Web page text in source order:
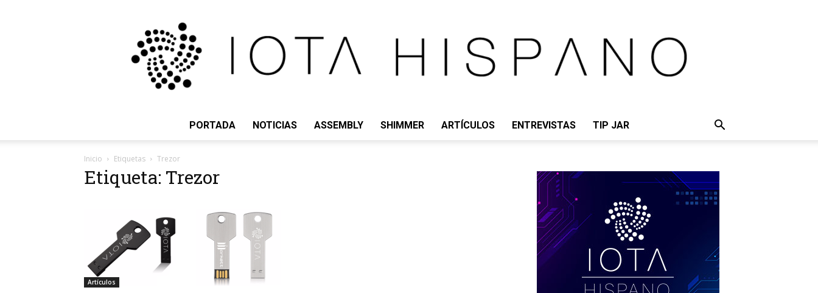
PORTADA NOTICIAS ASSEMBLY SHIMMER ARTÍCULOS ENTREVISTAS TIP JAR
Inicio Etiquetas Trezor
Etiqueta: Trezor
Artículos